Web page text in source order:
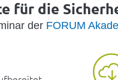
für die
der FORUM